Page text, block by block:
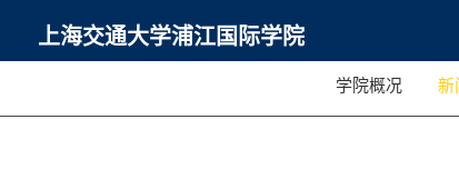
上海交通大学浦江国际学院
学院概况 新